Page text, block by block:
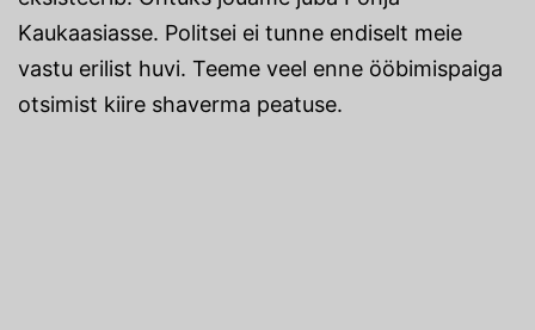
Kaukaasiasse. Politsei ei tunne endiselt meie
vastu erilist huvi. Teeme veel enne ööbimispaiga
otsimist kiire shaverma peatuse.